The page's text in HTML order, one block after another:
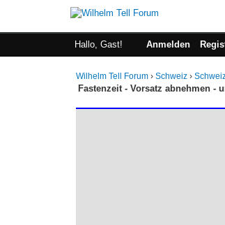
Hallo, Gast! Anmelden
Wilhelm Tell Forum ›Schweiz ›
Fastenzeit - Vorsatz abnehmen -